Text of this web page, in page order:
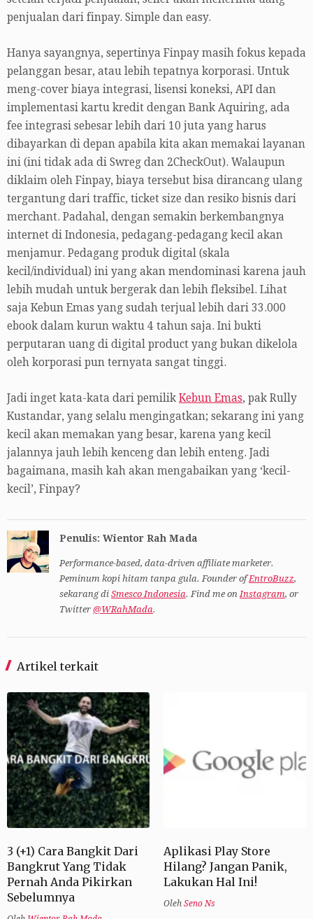
penjualan dari finpay. Simple dan easy.
Hanya sayangnya, sepertinya Finpay masih fokus kepada
pelanggan besar, atau lebih tepatnya korporasi. Untuk
meng-cover biaya integrasi, lisensi koneksi, API dan
implementasi kartu kredit dengan Bank Aquiring, ada
fee integrasi sebesar lebih dari 10 juta yang harus
dibayarkan di depan apabila kita akan memakai layanan
ini (ini tidak ada di Swreg dan 2CheckOut). Walaupun
diklaim oleh Finpay, biaya tersebut bisa dirancang ulang
tergantung dari traffic, ticket size dan resiko bisnis dari
merchant. Padahal, dengan semakin berkembangnya
internet di Indonesia, pedagang-pedagang kecil akan
menjamur. Pedagang produk digital (skala
kecil/individual) ini yang akan mendominasi karena jauh
lebih mudah untuk bergerak dan lebih fleksibel. Lihat
saja Kebun Emas yang sudah terjual lebih dari 33.000
ebook dalam kurun waktu 4 tahun saja. Ini bukti
perputaran uang di digital product yang bukan dikelola
oleh korporasi pun ternyata sangat tinggi.
Jadi inget kata-kata dari pemilik Kebun Emas, pak Rully
Kustandar, yang selalu mengingatkan; sekarang ini yang
kecil akan memakan yang besar, karena yang kecil
jalannya jauh lebih kenceng dan lebih enteng. Jadi
bagaimana, masih kah akan mengabaikan yang ‘kecil-
kecil’, Finpay?
Penulis: Wientor Rah Mada
Performance-based, data-driven affiliate marketer.
Peminum kopi hitam tanpa gula. Founder ofEntroBuzz,
sekarang di Smesco Indonesia. Find me on Instagram, or
Twitter @WRahMada.
Artikel terkait
3 (+1) Cara Bangkit Dari
Bangkrut Yang Tidak
Pernah Anda Pikirkan
Sebelumnya
Aplikasi Play Store
Hilang? Jangan Panik,
Lakukan Hal Ini!
Oleh Seno Ns